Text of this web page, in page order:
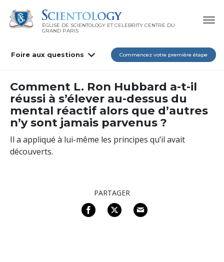
ÉGLISE DE SCIENTOLOGY ET CELEBRITY CENTRE DU
GRAND PARIS
Foire aux questions Commencez votre première étape
Comment L. Ron Hubbard a-t-il
réussi à s’élever au-dessus du
mental réactif alors que d’autres
n’y sont jamais parvenus ?
Il a appliqué à lui-même les principes qu’il avait
découverts.
PARTAGER